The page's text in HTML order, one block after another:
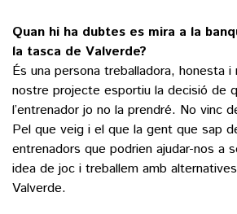
Quan hi ha dubtes es mira a la
la tasca de Valverde?
És una persona treballadora, honesta
nostre projecte esportiu la decisió de
l’entrenador jo no la prendré. No vinc
Pel que veig i el que la gent que sap
entrenadors que podrien ajudar-nos a
idea de joc i treballem amb
Valverde.